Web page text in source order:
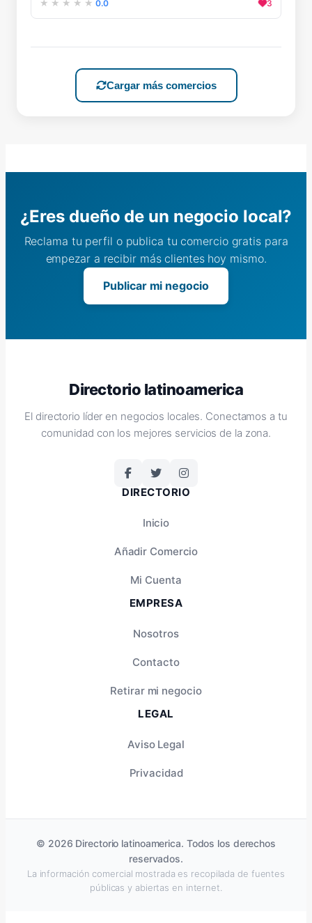
0.0 3
Cargar más comercios
¿Eres dueño de un negocio local?
Reclama tu perfil o publica tu comercio gratis para
empezar a recibir más clientes hoy mismo.
Publicar mi negocio
Directorio latinoamerica
El directorio líder en negocios locales. Conectamos a tu
comunidad con los mejores servicios de la zona.
DIRECTORIO
Inicio
Añadir Comercio
Mi Cuenta
EMPRESA
Nosotros
Contacto
Retirar mi negocio
LEGAL
Aviso Legal
Privacidad
© 2026 Directorio latinoamerica. Todos los derechos
reservados.
La información comercial mostrada es recopilada de fuentes
públicas y abiertas en internet.